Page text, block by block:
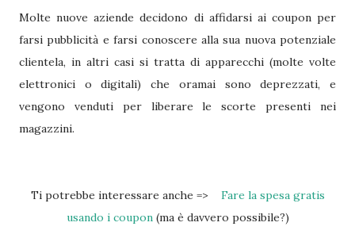
Molte nuove aziende decidono di affidarsi ai coupon per
farsi pubblicità e farsi conoscere alla sua nuova potenziale
clientela, in altri casi si tratta di apparecchi (molte volte
elettronici o digitali) che oramai sono deprezzati, e
vengono venduti per liberare le scorte presenti nei
magazzini.
Ti potrebbe interessare anche => Fare la spesa gratis
usando i coupon(ma è davvero possibile?)